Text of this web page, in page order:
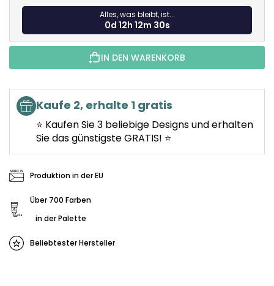
Alles, was bleibt, ist...
0d 12h 12m 29s
IN DEN WARENKORB
Kaufe 2, erhalte 1 gratis
⭐ Kaufen Sie 3 beliebige Designs und erhalten
Sie das günstigste GRATIS! ⭐
Produktion in der EU
Über 700 Farben
in der Palette
Beliebtester Hersteller